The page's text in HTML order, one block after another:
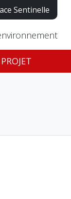
Sentinelle